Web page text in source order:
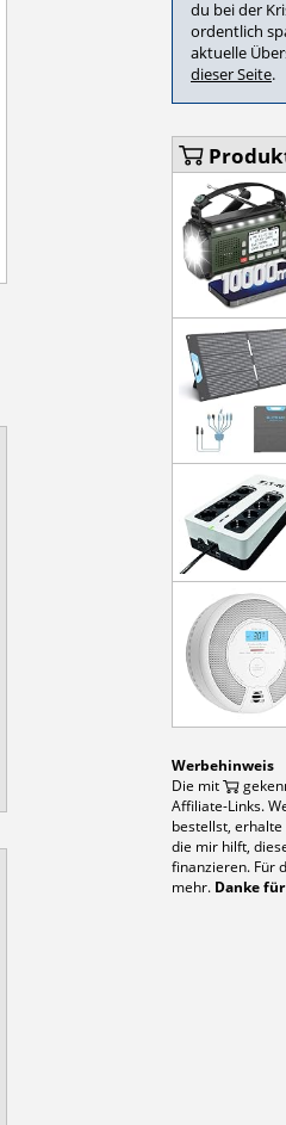
du bei der
ordentlich
aktuelle
dieser Seite.
Werbehinweis
Die mit
Affiliate-Links.
bestellst, erhalte
die mir hilft,
finanzieren. Für
mehr. Danke